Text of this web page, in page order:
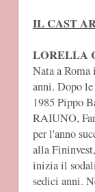
IL CAST
LORELLA
Nata a
anni. Dopo
1985 Pippo
RAIUNO,
per l'anno
alla
inizia il
sedici anni.